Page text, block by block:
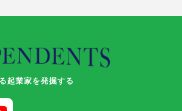
起業家を発掘する